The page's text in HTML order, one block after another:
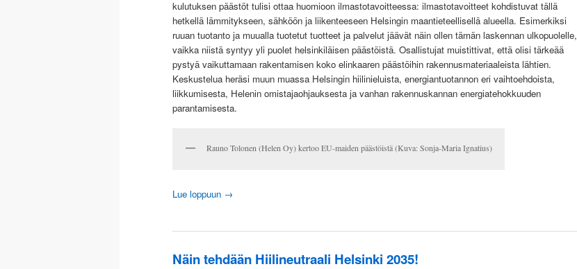
kulutuksen päästöt tulisi ottaa huomioon ilmastotavoitteessa: ilmastotavoitteet kohdistuvat tällä
hetkellä lämmitykseen, sähköön ja liikenteeseen Helsingin maantieteellisellä alueella. Esimerkiksi
ruuan tuotanto ja muualla tuotetut tuotteet ja palvelut jäävät näin ollen tämän laskennan ulkopuolelle,
vaikka niistä syntyy yli puolet helsinkiläisen päästöistä. Osallistujat muistittivat, että olisi tärkeää
pystyä vaikuttamaan rakentamisen koko elinkaaren päästöihin rakennusmateriaaleista lähtien.
Keskustelua heräsi muun muassa Helsingin hiilinieluista, energiantuotannon eri vaihtoehdoista,
liikkumisesta, Helenin omistajaohjauksesta ja vanhan rakennuskannan energiatehokkuuden
parantamisesta.
Rauno Tolonen (Helen Oy) kertoo EU-maiden päästöistä (Kuva: Sonja-Maria Ignatius)
Lue loppuun →
Näin tehdään Hiilineutraali Helsinki 2035!